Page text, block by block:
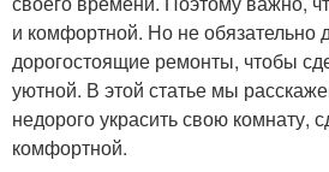
и комфортной. Но не обязательно
дорогостоящие ремонты, чтобы
уютной. В этой статье мы
недорого украсить свою комнату,
комфортной.